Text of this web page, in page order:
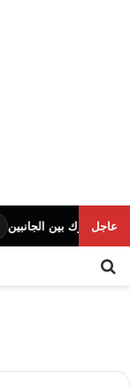
عاجل أخبار الناس اليوم